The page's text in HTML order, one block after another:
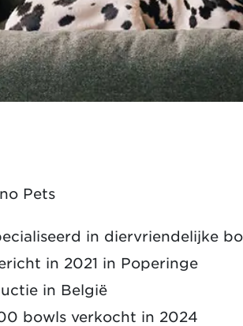
Pets
in diervriendelijke
in 2021 in Poperinge
in België
bowls verkocht in 2024